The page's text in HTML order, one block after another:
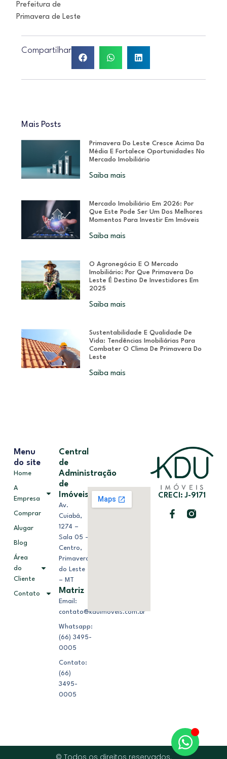
Prefeitura de
Primavera de Leste
Compartilhar
Mais Posts
Primavera Do Leste Cresce Acima Da
Média E Fortalece Oportunidades No
Mercado Imobiliário
Saiba mais
Mercado Imobiliário Em 2026: Por
Que Este Pode Ser Um Dos Melhores
Momentos Para Investir Em Imóveis
Saiba mais
O Agronegócio E O Mercado
Imobiliário: Por Que Primavera Do
Leste É Destino De Investidores Em
2025
Saiba mais
Sustentabilidade E Qualidade De
Vida: Tendências Imobiliárias Para
Combater O Clima De Primavera Do
Leste
Saiba mais
CRECI: J-9171
Menu
do site
Home
A
Empresa
Comprar
Alugar
Blog
Área
do
Cliente
Contato
Central
de
Administração
de
Imóveis
Av.
Cuiabá,
1274 –
Sala 05 –
Centro,
Primavera
do Leste
– MT
Matriz
Email:
contato@kduimoveis.com.br
Whatsapp:
(66) 3495-
0005
Contato:
(66)
3495-
0005
© Todos os direitos reservados.